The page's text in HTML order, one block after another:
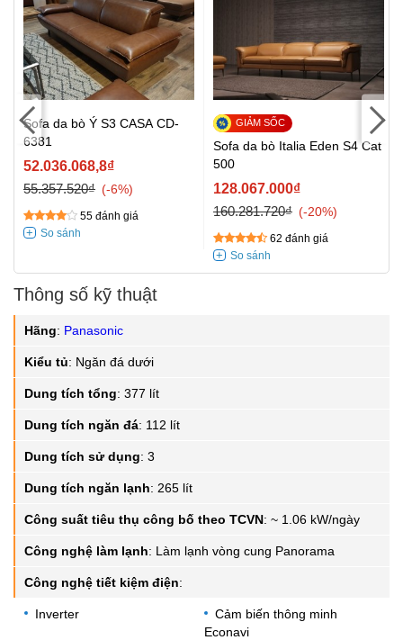
Sofa da bò Ý S3 CASA CD-
6381
52.036.068,8₫
55.357.520₫
-6%
55 đánh giá
Sofa da bò Italia Eden S4 Cat
500
128.067.000₫
160.281.720₫
-20%
62 đánh giá
Thông số kỹ thuật
Hãng: Panasonic
Kiểu tủ: Ngăn đá dưới
Dung tích tổng: 377 lít
Dung tích ngăn đá: 112 lít
Dung tích sử dụng: 3
Dung tích ngăn lạnh: 265 lít
Công suất tiêu thụ công bố theo TCVN: ~ 1.06 kW/ngày
Công nghệ làm lạnh: Làm lạnh vòng cung Panorama
Công nghệ tiết kiệm điện:
Inverter
Cảm biến thông minh
Econavi